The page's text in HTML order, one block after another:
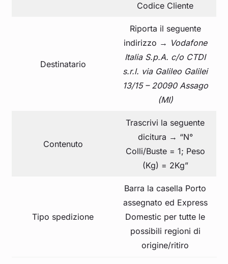
Codice Cliente
Destinatario
Riporta il seguente
indirizzo → Vodafone
Italia S.p.A. c/o CTDI
s.r.l. via Galileo Galilei
13/15 – 20090 Assago
(MI)
Contenuto
Trascrivi la seguente
dicitura → “N°
Colli/Buste = 1; Peso
(Kg) = 2Kg”
Tipo spedizione
Barra la casella Porto
assegnato ed Express
Domestic per tutte le
possibili regioni di
origine/ritiro